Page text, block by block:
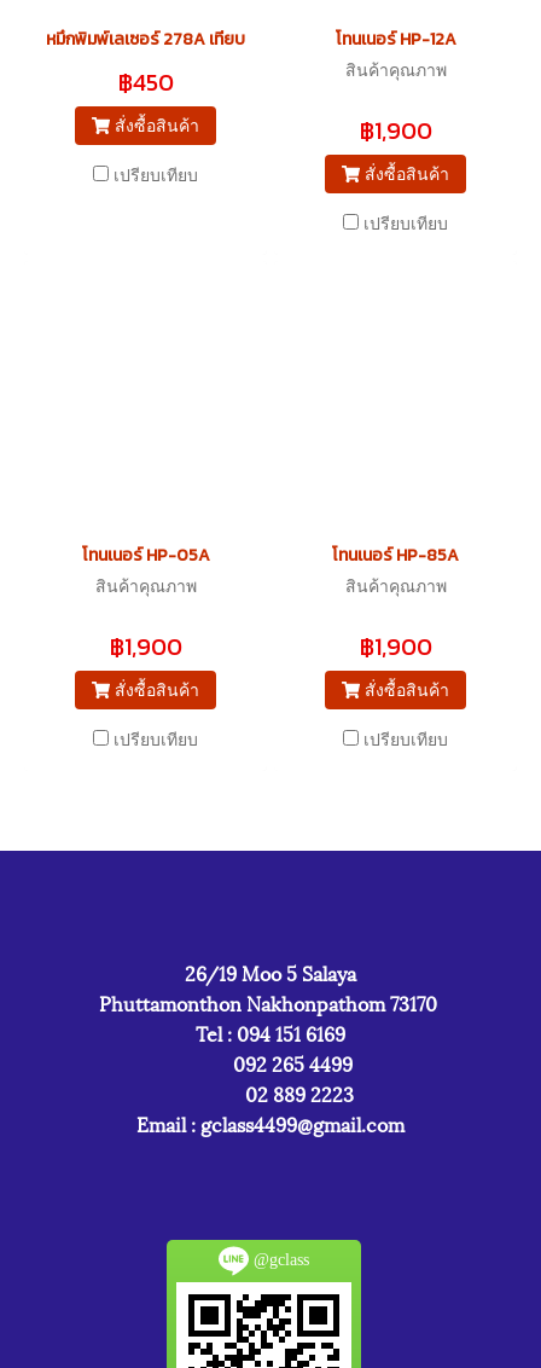
หมึกพิมพ์เลเซอร์ 278A เทียบ
฿450
สั่งซื้อสินค้า
เปรียบเทียบ
โทนเนอร์ HP-12A
สินค้าคุณภาพ
฿1,900
สั่งซื้อสินค้า
เปรียบเทียบ
โทนเนอร์ HP-05A
สินค้าคุณภาพ
฿1,900
สั่งซื้อสินค้า
เปรียบเทียบ
โทนเนอร์ HP-85A
สินค้าคุณภาพ
฿1,900
สั่งซื้อสินค้า
เปรียบเทียบ
26/19 Moo 5 Salaya
Phuttamonthon Nakhonpathom 73170
Tel : 094 151 6169
092 265 4499
02 889 2223
Email : gclass4499@gmail.com
@gclass